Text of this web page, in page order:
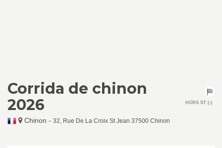
Corrida de chinon
2026
Chinon - 32, Rue De La Croix St Jean 37500 Chinon
HORS ST (-)